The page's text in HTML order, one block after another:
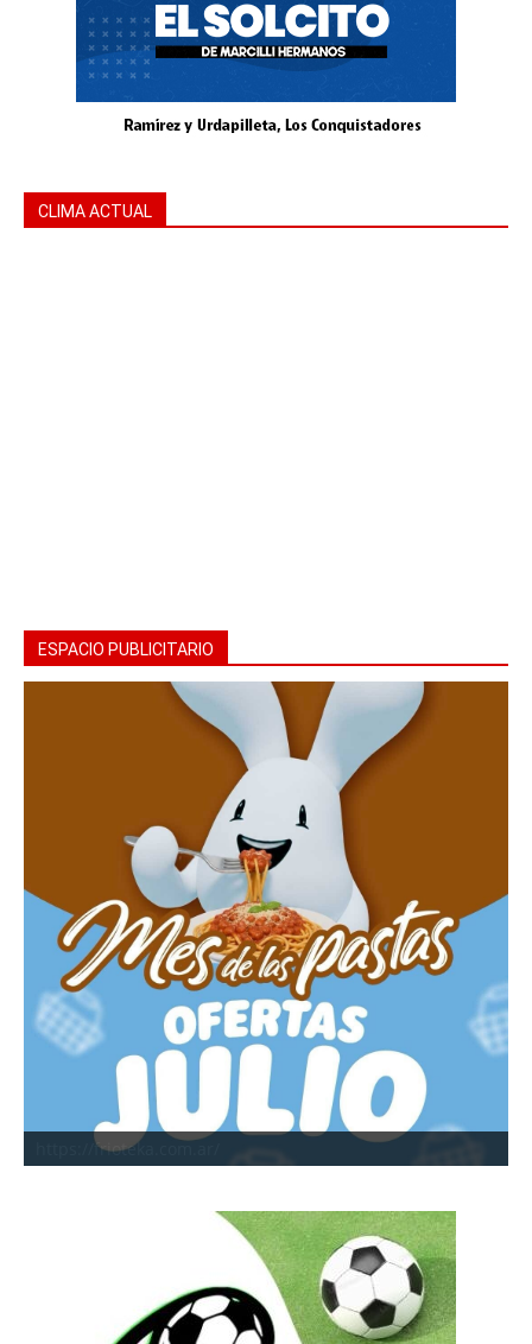
CLIMA ACTUAL
ESPACIO PUBLICITARIO
https://frioteka.com.ar/